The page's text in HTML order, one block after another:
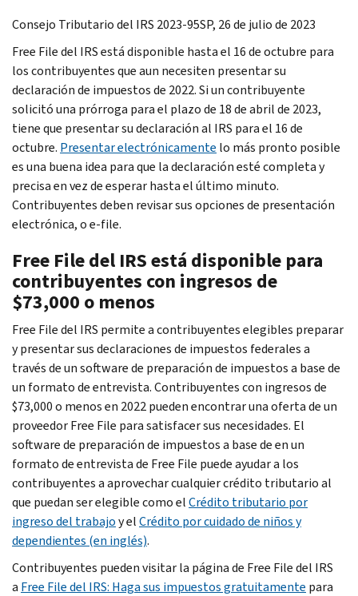
Consejo Tributario del IRS 2023-95SP, 26 de julio de 2023
Free Filedel IRS está disponible hasta el 16 de octubre para
los contribuyentes que aun necesiten presentar su
declaración de impuestos de 2022. Si un contribuyente
solicitó una prórroga para el plazo de 18 de abril de 2023,
tiene que presentar su declaración al IRS para el 16 de
octubre. Presentar electrónicamente lo más pronto posible
es una buena idea para que la declaración esté completa y
precisa en vez de esperar hasta el último minuto.
Contribuyentes deben revisar sus opciones de presentación
electrónica, o e-file.
Free Filedel IRS está disponible para
contribuyentes con ingresos de
$73,000 o menos
Free Filedel IRS permite a contribuyentes elegibles preparar
y presentar sus declaraciones de impuestos federales a
través de un software de preparación de impuestos a base de
un formato de entrevista. Contribuyentes con ingresos de
$73,000 o menos en 2022 pueden encontrar una oferta de un
proveedorFree File para satisfacer sus necesidades. El
software de preparación de impuestos a base de en un
formato de entrevista de Free File puede ayudar a los
contribuyentes a aprovechar cualquier crédito tributario al
que puedan ser elegible como elCrédito tributario por
ingreso del trabajoy elCrédito por cuidado de niños y
dependientes (en inglés).
Contribuyentes pueden visitar la página de Free Filedel IRS
a Free Filedel IRS: Haga sus impuestos gratuitamente para